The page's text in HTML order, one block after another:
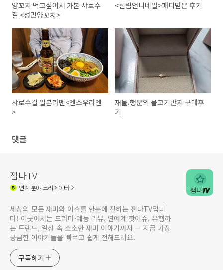
양꼬치 먹고싶어서 가본 샤로수
길 <성민양꼬치>
<신림언니네일>패디받은 후기
샤로수길 일본라멘<멘쇼우라멘
>
재물,행운의 물고기반지 구매후
기
댓글
잼나TV
연예분야 크리에이터
세상의 모든 재미와 이슈를 한눈에 전하는 잼나TV입니
다! 이곳에서는 드라마·예능 리뷰, 연예계 핫이슈, 유행하
는 트렌드, 일상 속 소소한 재미 이야기까지 — 지금 가장
궁금한 이야기들을 빠르고 쉽게 전해드려요.
구독하기